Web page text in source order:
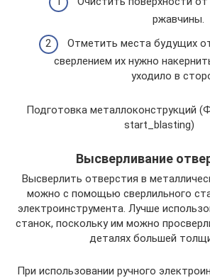
ржавчины.
Отметить места будущих
сверлением их нужно
уходило в
Подготовка металлоконструкций
start_blasting)
Высверливание
Высверлить отверстия в
можно с помощью сверлильного
электроинструмента. Лучше
станок, поскольку им можно
деталях большей
При использовании ручного